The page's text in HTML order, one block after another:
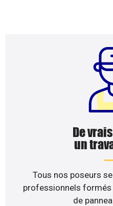
De
un
Tous nos poseurs
professionnels
de